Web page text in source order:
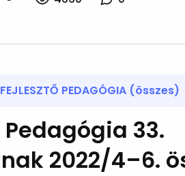
FEJLESZTŐ PEDAGÓGIA (összes)
33.
2022/4–6.